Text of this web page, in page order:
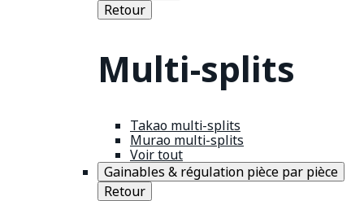
Retour
Multi-splits
Takao multi-splits
Murao multi-splits
Voir tout
Gainables & régulation pièce par pièce
Retour